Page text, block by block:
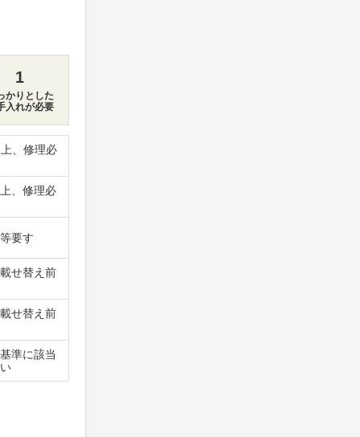
1
かりとした
入れが必要
、修理必
、修理必
要す
せ替え前
せ替え前
準に該当